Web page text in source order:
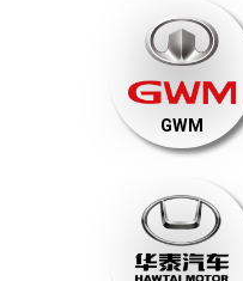
GWM